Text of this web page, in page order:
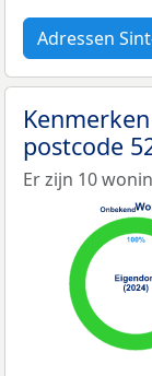
Adressen
postcode
Er zijn 10